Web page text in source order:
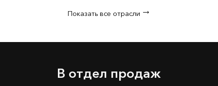
Показать все отрасли
В отдел продаж